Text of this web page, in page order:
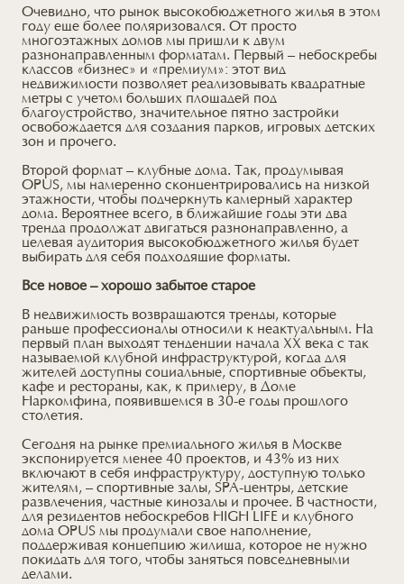
Очевидно, что рынок высокобюджетного жилья в этом
году еще более поляризовался. От просто
многоэтажных домов мы пришли к двум
разнонаправленным форматам. Первый – небоскребы
классов «бизнес» и «премиум»: этот вид
недвижимости позволяет реализовывать квадратные
метры с учетом больших площадей под
благоустройство, значительное пятно застройки
освобождается для создания парков, игровых детских
зон и прочего.
Второй формат – клубные дома. Так, продумывая
OPUS, мы намеренно сконцентрировались на низкой
этажности, чтобы подчеркнуть камерный характер
дома. Вероятнее всего, в ближайшие годы эти два
тренда продолжат двигаться разнонаправленно, а
целевая аудитория высокобюджетного жилья будет
выбирать для себя подходящие форматы.
Все новое – хорошо забытое старое
В недвижимость возвращаются тренды, которые
раньше профессионалы относили к неактуальным. На
первый план выходят тенденции начала XX века с так
называемой клубной инфраструктурой, когда для
жителей доступны социальные, спортивные объекты,
кафе и рестораны, как, к примеру, в Доме
Наркомфина, появившемся в 30-е годы прошлого
столетия.
Сегодня на рынке премиального жилья в Москве
экспонируется менее 40 проектов, и 43% из них
включают в себя инфраструктуру, доступную только
жителям, – спортивные залы, SPA-центры, детские
развлечения, частные кинозалы и прочее. В частности,
для резидентов небоскребов HIGH LIFE и клубного
дома OPUS мы продумали свое наполнение,
поддерживая концепцию жилища, которое не нужно
покидать для того, чтобы заняться повседневными
делами.